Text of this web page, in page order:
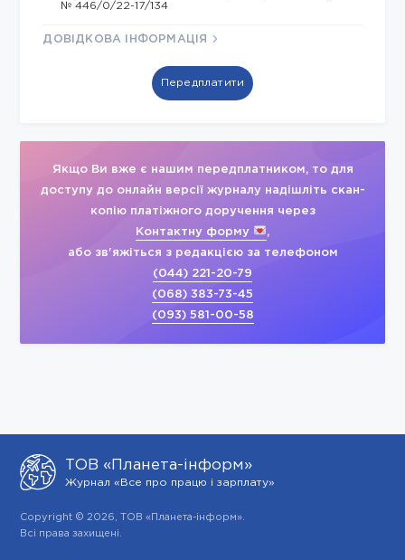
№ 446/0/22-17/134
ДОВІДКОВА ІНФОРМАЦІЯ
Передплатити
Якщо Ви вже є нашим передплатником, то для
доступу до онлайн версії журналу надішліть скан-
копію платіжного доручення через
Контактну форму ,
або зв'яжіться з редакцією за телефоном
(044) 221-20-79
(068) 383-73-45
(093) 581-00-58
ТОВ «Планета-інформ»
Журнал «Все про працю і зарплату»
Copyright © 2026, ТОВ «Планета-інформ».
Всі права захищені.